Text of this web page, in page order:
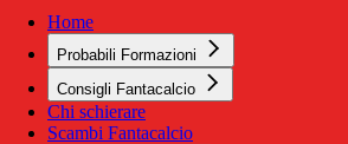
Home
Probabili Formazioni
Consigli Fantacalcio
Chi schierare
Scambi Fantacalcio